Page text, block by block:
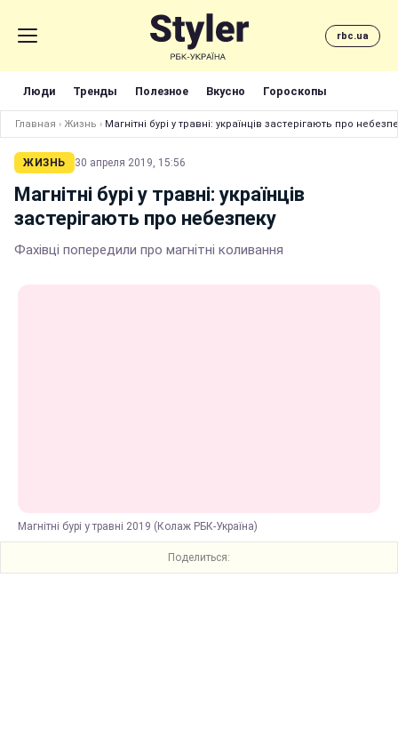
rbc.ua
Люди Тренды Полезное Вкусно Гороскопы
Главная › Жизнь › Магнітні бурі у травні: українців застерігають про
ЖИЗНЬ 30 апреля 2019, 15:56
Магнітні бурі у травні: українців
застерігають про небезпеку
Фахівці попередили про магнітні коливання
Магнітні бурі у травні 2019 (Колаж РБК-Україна)
Поделиться: